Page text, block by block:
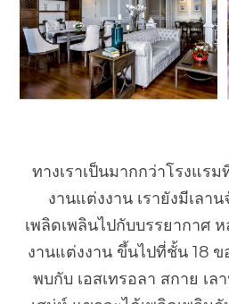
ทางเราเป็นมากกว่าโรงแร
งานแต่งงาน เรายังมีเลา
เพลิดเพลินไปกับบรรยากาศ
งานแต่งงาน ขึ้นไปที่ชั้น 18
พบกับ เอสเทรอลา สกาย เ